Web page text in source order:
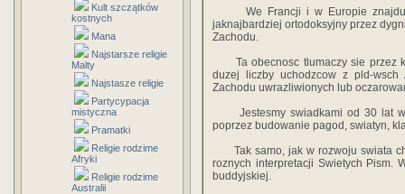
Kult szczątków
kostnych
Mana
Najstarsze religie
Malty
Najstasze religie
Partycypacja
mistyczna
Pramatki
Religie rodzime
Afryki
Religie rodzime
Australii
We Francji i w Europie znajduja
jaknajbardziej ortodoksyjny przez
Zachodu.
Ta obecnosc tlumaczy sie przez
duzej liczby uchodzcow z pld-wsch
Zachodu uwrazliwionych lub
Jestesmy swiadkami od 30 lat
poprzez budowanie pagod, swiatyn,
Tak samo, jak w rozwoju swiata
roznych interpretacji Swietych Pism.
buddyjskiej.